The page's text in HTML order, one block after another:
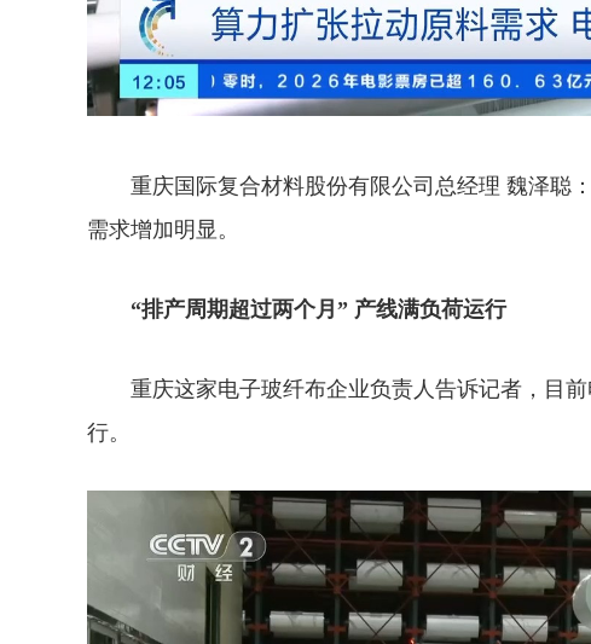
重庆国际复合材料股份有限公司总经理 魏泽聪：
需求增加明显。
“排产周期超过两个月” 产线满负荷运行
重庆这家电子玻纤布企业负责人告诉记者，目前
行。